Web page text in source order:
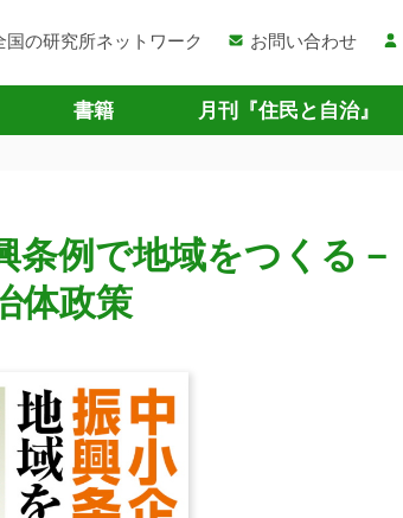
国の研究所ネットワーク お問い合わせ
書籍 月刊『住民と自治』
例で地域をつくる－
体政策